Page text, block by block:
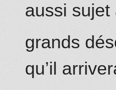
aussi sujet
grands
qu’il